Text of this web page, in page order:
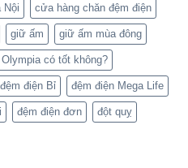
Nội cửa hàng chăn đệm điện
giữ ấm giữ ấm mùa đông
có tốt không?
đệm điện Bỉ đệm điện Mega Life
đệm điện đơn đột quỵ